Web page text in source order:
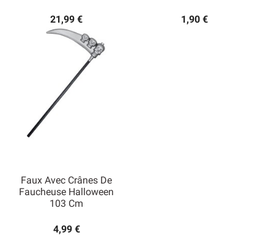
21,99 € 1,90 €
Faux Avec Crânes De
Faucheuse Halloween
103 Cm
4,99 €